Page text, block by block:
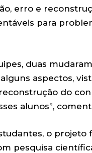
erro e
para
duas
aspectos,
do
alunos”,
o
pesquisa